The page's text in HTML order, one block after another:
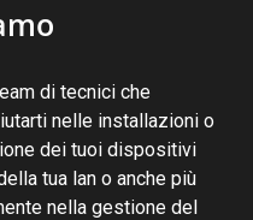
di tecnici che
nelle installazioni o
dei tuoi dispositivi
tua lan o anche più
nella gestione del